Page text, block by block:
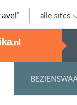
© alle sites
.nl